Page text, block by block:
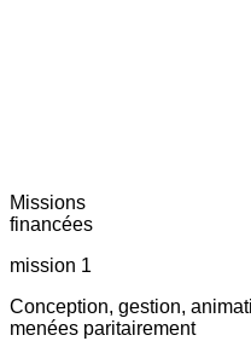
Missions
financées
mission 1
Conception, gestion,
menées paritairement